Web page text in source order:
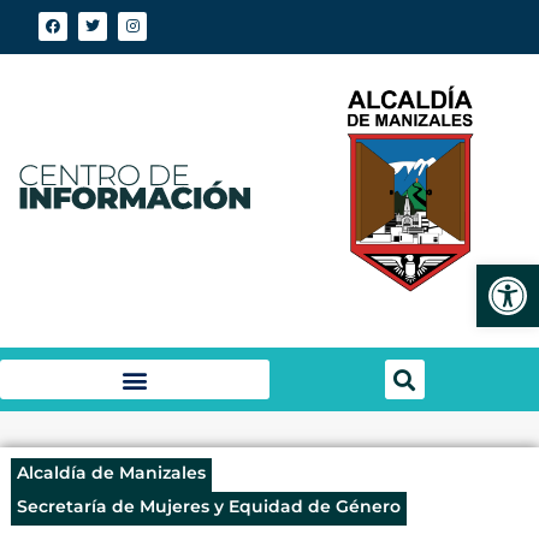
Alcaldía de Manizales
Secretaría de Mujeres y Equidad de Género